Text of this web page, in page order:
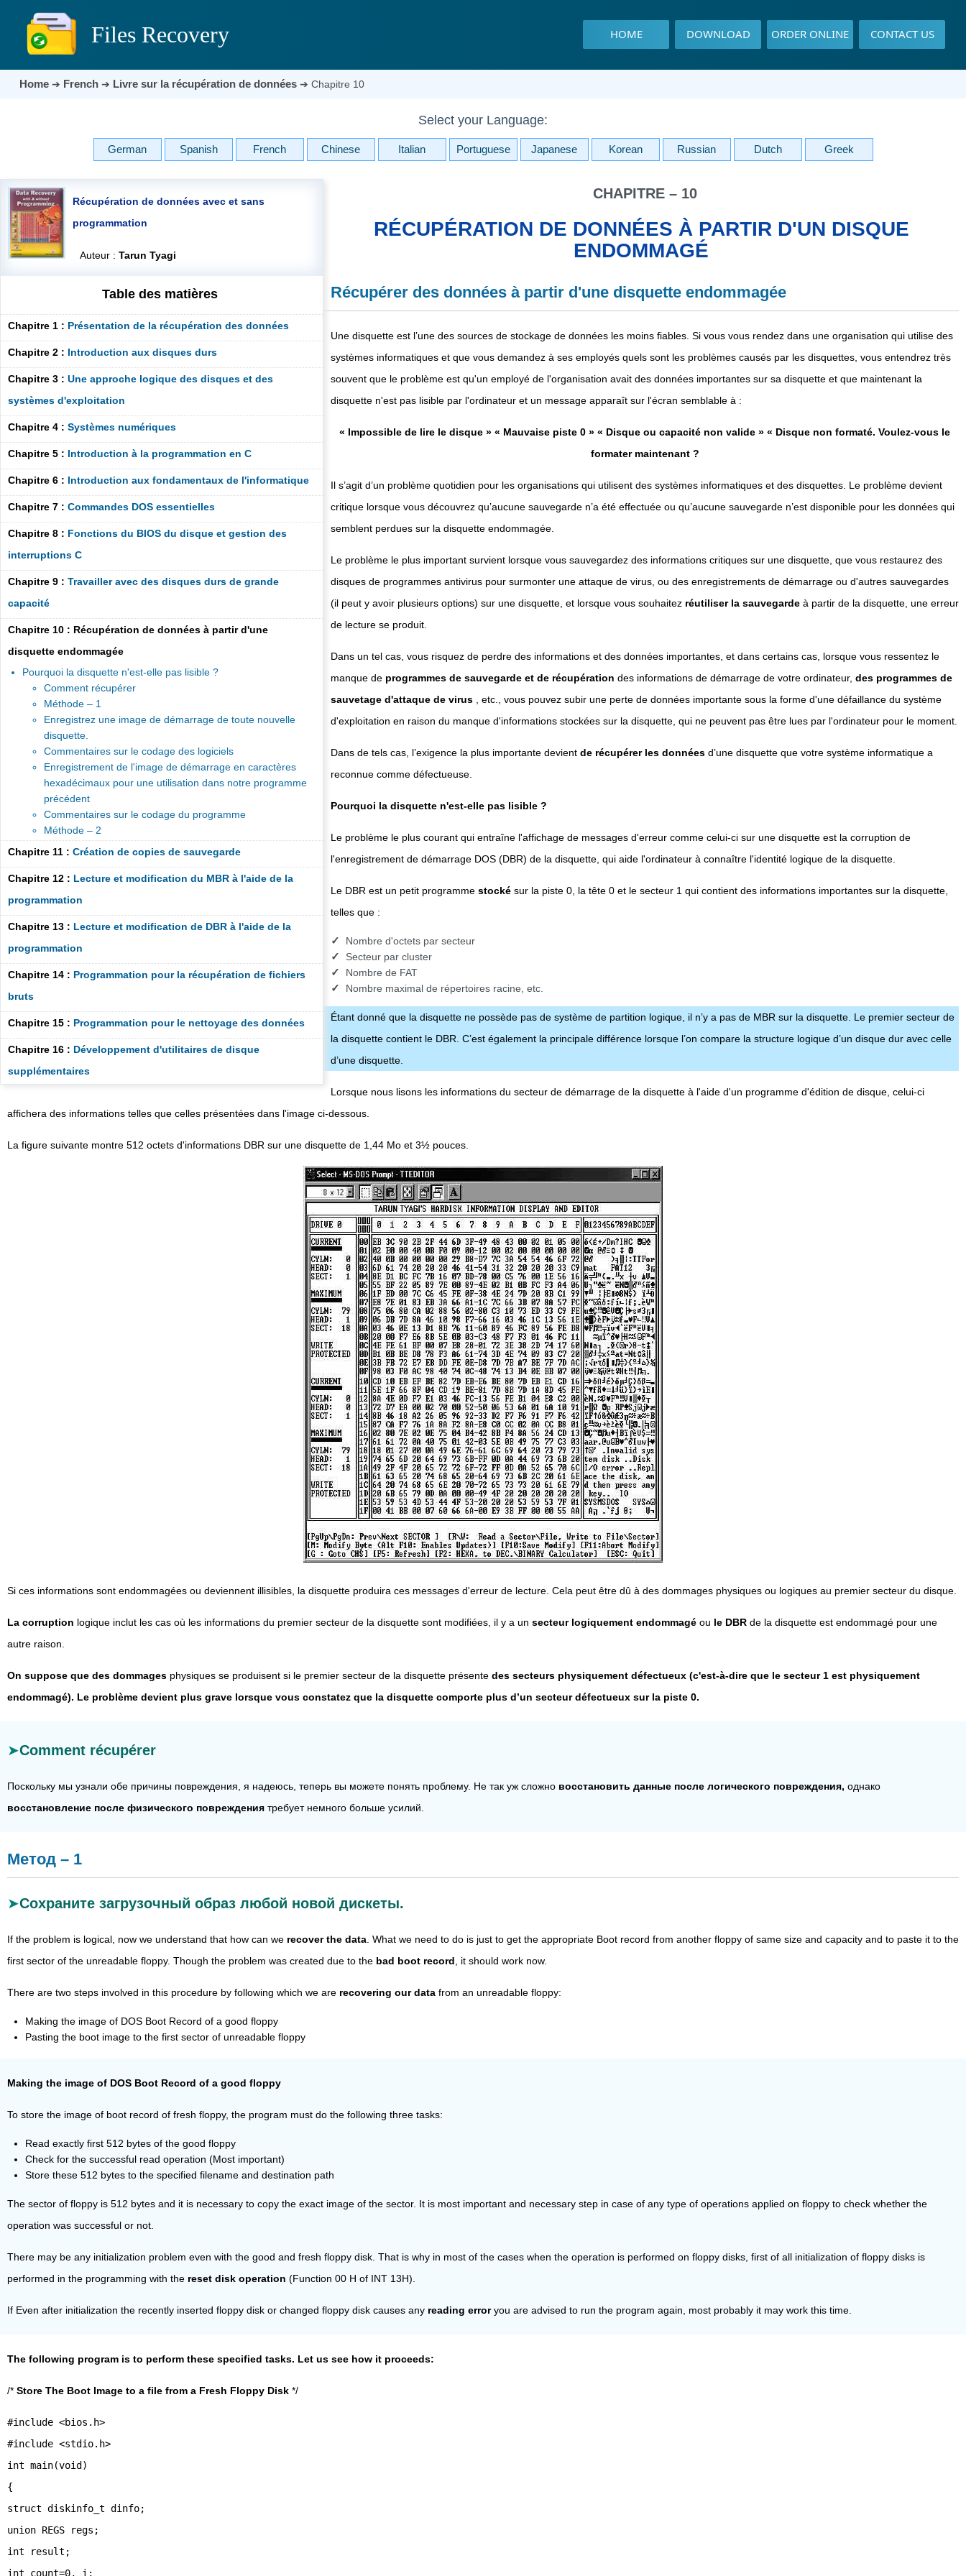
Files Recovery HOME DOWNLOAD ORDER ONLINE CONTACT US
Home➔ French ➔ Livre sur la récupération de données➔ Chapitre 10
Select your Language:
German Spanish French Chinese Italian Portuguese Japanese Korean Russian Dutch Greek
Récupération de données avec et sans
programmation
Auteur : Tarun Tyagi
Table des matières
Chapitre 1 : Présentation de la récupération des données
Chapitre 2 : Introduction aux disques durs
Chapitre 3 : Une approche logique des disques et des
systèmes d'exploitation
Chapitre 4 : Systèmes numériques
Chapitre 5 : Introduction à la programmation en C
Chapitre 6 : Introduction aux fondamentaux de l'informatique
Chapitre 7 : Commandes DOS essentielles
Chapitre 8 : Fonctions du BIOS du disque et gestion des
interruptions C
Chapitre 9 : Travailler avec des disques durs de grande
capacité
Chapitre 10 : Récupération de données à partir d'une
disquette endommagée
Pourquoi la disquette n'est-elle pas lisible ?
Comment récupérer
Méthode – 1
Enregistrez une image de démarrage de toute nouvelle
disquette.
Commentaires sur le codage des logiciels
Enregistrement de l'image de démarrage en caractères
hexadécimaux pour une utilisation dans notre programme
précédent
Commentaires sur le codage du programme
Méthode – 2
Chapitre 11 : Création de copies de sauvegarde
Chapitre 12 : Lecture et modification du MBR à l'aide de la
programmation
Chapitre 13 : Lecture et modification de DBR à l'aide de la
programmation
Chapitre 14 : Programmation pour la récupération de fichiers
bruts
Chapitre 15 : Programmation pour le nettoyage des données
Chapitre 16 : Développement d'utilitaires de disque
supplémentaires
CHAPITRE – 10
RÉCUPÉRATION DE DONNÉES À PARTIR D'UN DISQUE
ENDOMMAGÉ
Récupérer des données à partir d'une disquette endommagée
Une disquette est l’une des sources de stockage de données les moins fiables. Si vous vous rendez dans une organisation qui utilise des
systèmes informatiques et que vous demandez à ses employés quels sont les problèmes causés par les disquettes, vous entendrez très
souvent que le problème est qu'un employé de l'organisation avait des données importantes sur sa disquette et que maintenant la
disquette n'est pas lisible par l'ordinateur et un message apparaît sur l'écran semblable à :
« Impossible de lire le disque » « Mauvaise piste 0 » « Disque ou capacité non valide » « Disque non formaté. Voulez-vous le
formater maintenant ?
Il s’agit d’un problème quotidien pour les organisations qui utilisent des systèmes informatiques et des disquettes. Le problème devient
critique lorsque vous découvrez qu’aucune sauvegarde n’a été effectuée ou qu’aucune sauvegarde n’est disponible pour les données qui
semblent perdues sur la disquette endommagée.
Le problème le plus important survient lorsque vous sauvegardez des informations critiques sur une disquette, que vous restaurez des
disques de programmes antivirus pour surmonter une attaque de virus, ou des enregistrements de démarrage ou d'autres sauvegardes
(il peut y avoir plusieurs options) sur une disquette, et lorsque vous souhaitez réutiliser la sauvegarde à partir de la disquette, une erreur
de lecture se produit.
Dans un tel cas, vous risquez de perdre des informations et des données importantes, et dans certains cas, lorsque vous ressentez le
manque de programmes de sauvegarde et de récupération des informations de démarrage de votre ordinateur, des programmes de
sauvetage d'attaque de virus , etc., vous pouvez subir une perte de données importante sous la forme d'une défaillance du système
d'exploitation en raison du manque d'informations stockées sur la disquette, qui ne peuvent pas être lues par l'ordinateur pour le moment.
Dans de tels cas, l’exigence la plus importante devient de récupérer les données d’une disquette que votre système informatique a
reconnue comme défectueuse.
Pourquoi la disquette n'est-elle pas lisible ?
Le problème le plus courant qui entraîne l'affichage de messages d'erreur comme celui-ci sur une disquette est la corruption de
l'enregistrement de démarrage DOS (DBR) de la disquette, qui aide l'ordinateur à connaître l'identité logique de la disquette.
Le DBR est un petit programme stocké sur la piste 0, la tête 0 et le secteur 1 qui contient des informations importantes sur la disquette,
telles que :
Nombre d'octets par secteur
Secteur par cluster
Nombre de FAT
Nombre maximal de répertoires racine, etc.
Étant donné que la disquette ne possède pas de système de partition logique, il n’y a pas de MBR sur la disquette. Le premier secteur de
la disquette contient le DBR. C’est également la principale différence lorsque l’on compare la structure logique d’un disque dur avec celle
d’une disquette.
Lorsque nous lisons les informations du secteur de démarrage de la disquette à l'aide d'un programme d'édition de disque, celui-ci
affichera des informations telles que celles présentées dans l'image ci-dessous.
La figure suivante montre 512 octets d'informations DBR sur une disquette de 1,44 Mo et 3½ pouces.
Si ces informations sont endommagées ou deviennent illisibles, la disquette produira ces messages d'erreur de lecture. Cela peut être dû à des dommages physiques ou logiques au premier secteur du disque.
La corruption logique inclut les cas où les informations du premier secteur de la disquette sont modifiées, il y a un secteur logiquement endommagé ou le DBR de la disquette est endommagé pour une
autre raison.
On suppose que des dommages physiques se produisent si le premier secteur de la disquette présente des secteurs physiquement défectueux (c'est-à-dire que le secteur 1 est physiquement
endommagé). Le problème devient plus grave lorsque vous constatez que la disquette comporte plus d’un secteur défectueux sur la piste 0.
Comment récupérer
Поскольку мы узнали обе причины повреждения, я надеюсь, теперь вы можете понять проблему. Не так уж сложно восстановить данные после логического повреждения, однако
восстановление после физического повреждения требует немного больше усилий.
Метод – 1
Сохраните загрузочный образ любой новой дискеты.
If the problem is logical, now we understand that how can we recover the data . What we need to do is just to get the appropriate Boot record from another floppy of same size and capacity and to paste it to the
first sector of the unreadable floppy. Though the problem was created due to the bad boot record , it should work now.
There are two steps involved in this procedure by following which we are recovering our data from an unreadable floppy:
Making the image of DOS Boot Record of a good floppy
Pasting the boot image to the first sector of unreadable floppy
Making the image of DOS Boot Record of a good floppy
To store the image of boot record of fresh floppy, the program must do the following three tasks:
Read exactly first 512 bytes of the good floppy
Check for the successful read operation (Most important)
Store these 512 bytes to the specified filename and destination path
The sector of floppy is 512 bytes and it is necessary to copy the exact image of the sector. It is most important and necessary step in case of any type of operations applied on floppy to check whether the
operation was successful or not.
There may be any initialization problem even with the good and fresh floppy disk. That is why in most of the cases when the operation is performed on floppy disks, first of all initialization of floppy disks is
performed in the programming with the reset disk operation (Function 00 H of INT 13H).
If Even after initialization the recently inserted floppy disk or changed floppy disk causes any reading erroryou are advised to run the program again, most probably it may work this time.
The following program is to perform these specified tasks. Let us see how it proceeds:
/* Store The Boot Image to a file from a Fresh Floppy Disk */
#include <bios.h>
#include <stdio.h>
int main(void)
{
struct diskinfo_t dinfo;
union REGS regs;
int result;
int count=0, i;